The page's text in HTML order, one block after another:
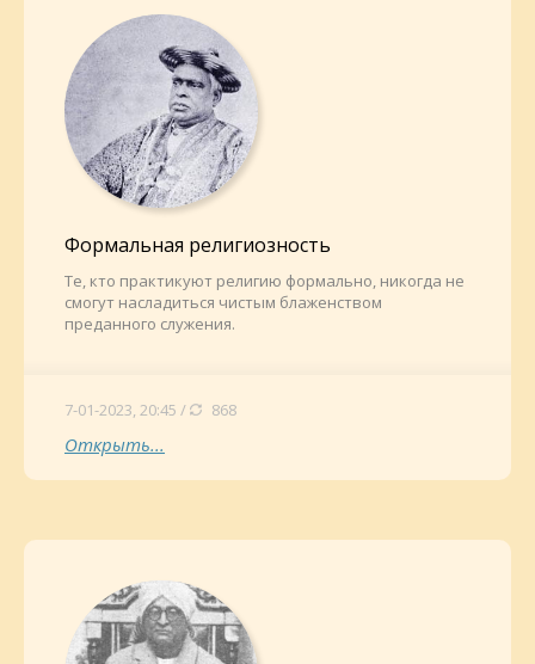
Формальная религиозность
Те, кто практикуют религию формально, никогда не
смогут насладиться чистым блаженством
преданного служения.
7-01-2023, 20:45 / 868
Открыть...